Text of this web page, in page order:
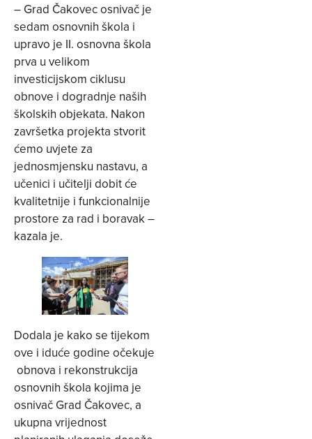
– Grad Čakovec osnivač je
sedam osnovnih škola i
upravo je II. osnovna škola
prva u velikom
investicijskom ciklusu
obnove i dogradnje naših
školskih objekata. Nakon
završetka projekta stvorit
ćemo uvjete za
jednosmjensku nastavu, a
učenici i učitelji dobit će
kvalitetnije i funkcionalnije
prostore za rad i boravak –
kazala je.
Dodala je kako se tijekom
ove i iduće godine očekuje
obnova i rekonstrukcija
osnovnih škola kojima je
osnivač Grad Čakovec, a
ukupna vrijednost